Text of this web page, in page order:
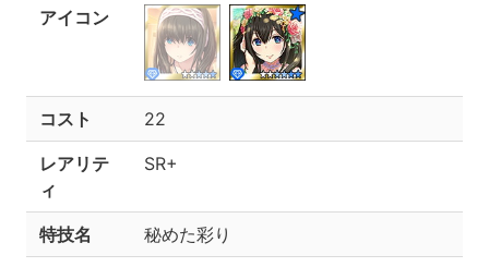
アイコン
コスト 22
レアリテ
ィ
SR+
特技名 秘めた彩り